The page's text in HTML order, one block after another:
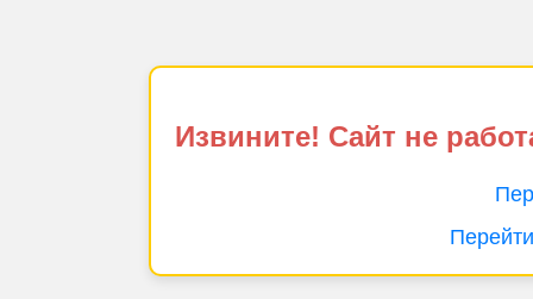
Извините! Сайт не